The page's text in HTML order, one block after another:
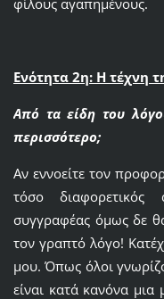
φίλους αγαπημένους.
Ενότητα 2η: H τέχνη
Από τα είδη του
περισσότερο;
Αν εννοείτε τον
τόσο
συγγραφέας όμως δε
τον γραπτό λόγο!
μου. Όπως όλοι
είναι κατά κανόνα μια